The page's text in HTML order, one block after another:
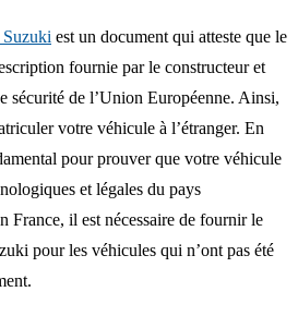
est un document qui atteste que le
fournie par le constructeur et
sécurité de l’Union Européenne. Ainsi,
votre véhicule à l’étranger. En
pour prouver que votre véhicule
et légales du pays
France, il est nécessaire de fournir le
pour les véhicules qui n’ont pas été